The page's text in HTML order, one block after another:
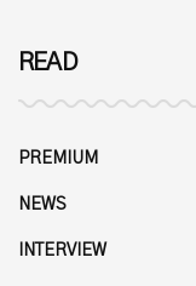
READ
PREMIUM
NEWS
INTERVIEW